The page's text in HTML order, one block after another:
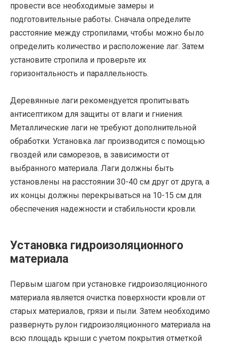
провести все необходимые замеры и
подготовительные работы. Сначала определите
расстояние между стропилами, чтобы можно было
определить количество и расположение лаг. Затем
установите стропила и проверьте их
горизонтальность и параллельность.
Деревянные лаги рекомендуется пропитывать
антисептиком для защиты от влаги и гниения.
Металлические лаги не требуют дополнительной
обработки. Установка лаг производится с помощью
гвоздей или саморезов, в зависимости от
выбранного материала. Лаги должны быть
установлены на расстоянии 30-40 см друг от друга, а
их концы должны перекрываться на 10-15 см для
обеспечения надежности и стабильности кровли.
Установка гидроизоляционного
материала
Первым шагом при установке гидроизоляционного
материала является очистка поверхности кровли от
старых материалов, грязи и пыли. Затем необходимо
развернуть рулон гидроизоляционного материала на
всю площадь крыши с учетом покрытия отметкой